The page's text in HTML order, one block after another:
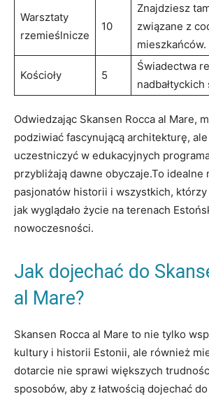
Warsztaty
rzemieślnicze
10
Znajdziesz
związane z
mieszkańców.
Kościoły 5
Świadectwa
‌nadbałtyckich⁣
Odwiedzając Skansen Rocca al Mare,
podziwiać fascynującą architekturę,
uczestniczyć ‌w edukacyjnych
⁤przybliżają dawne obyczaje.To ⁤idealne​
pasjonatów historii ‍i wszystkich, którzy
jak wyglądało życie na terenach
nowoczesności.
Jak dojechać do‍
al Mare?
Skansen⁤ Rocca al ​Mare ⁢to nie tylko
kultury ‌i ⁤historii Estonii, ⁤ale również
dotarcie⁢ nie sprawi większych⁣
sposobów, aby z ⁣łatwością dojechać